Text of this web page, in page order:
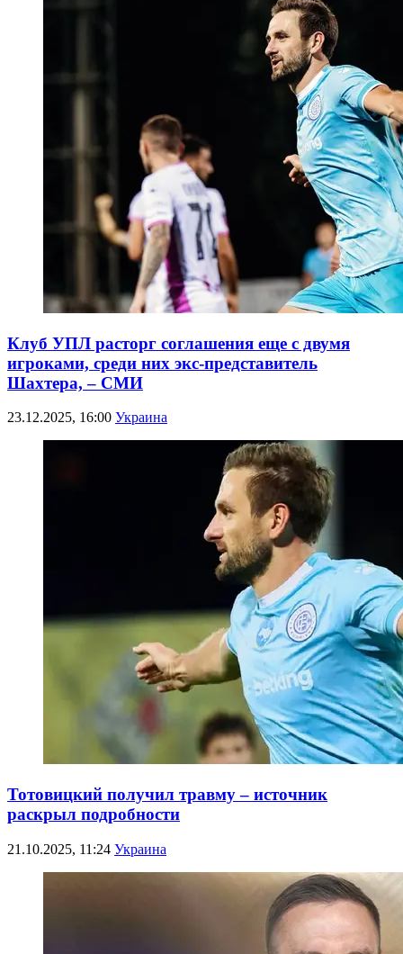
Клуб УПЛ расторг соглашения еще с двумя
игроками, среди них экс-представитель
Шахтера, – СМИ
23.12.2025, 16:00 Украина
Тотовицкий получил травму – источник
раскрыл подробности
21.10.2025, 11:24 Украина